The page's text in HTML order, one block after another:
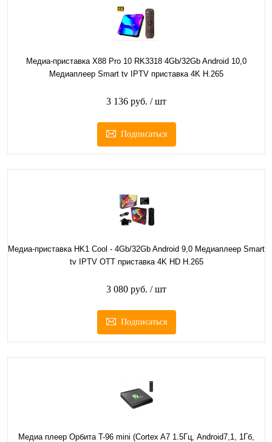
Медиа-приставка X88 Pro 10 RK3318 4Gb/32Gb Android 10,0
Медиаплеер Smart tv IPTV приставка 4K H.265
3 136 руб. / шт
Подписаться
Медиа-приставка HK1 Cool - 4Gb/32Gb Android 9,0 Медиаплеер Smart
tv IPTV OTT приставка 4K HD H.265
3 080 руб. / шт
Подписаться
Медиа плеер Орбита T-96 mini (Cortex A7 1.5Гц, Android7,1, 1Гб,